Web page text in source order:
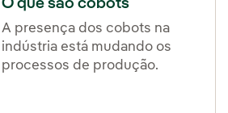
O que são cobots
A presença dos cobots na
indústria está mudando os
processos de produção.